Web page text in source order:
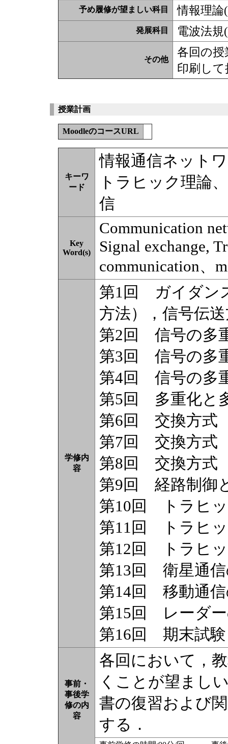
予め履修が望ましい科目 情報理論
発展科目 電波法
その他
各回の授
印刷し
授業計画
MoodleのコースURL
キーワ
ード
情報通信ネット
トラヒック理論
信
Key
Word(s)
Communication
Signal exchange,
communication、
学修内
容
第1回 ガイダン
方法），信号伝
第2回 信号の多
第3回 信号の多
第4回 信号の多
第5回 多重化と
第6回 交換方式
第7回 交換方式
第8回 交換方式
第9回 経路制御
第10回 トラヒッ
第11回 トラヒ
第12回 トラヒッ
第13回 衛星通信
第14回 移動通信
第15回 レーダー
第16回 期末試験
事前・
事後学
修の内
容
各回において，
くことが望まし
書の復習および
する．